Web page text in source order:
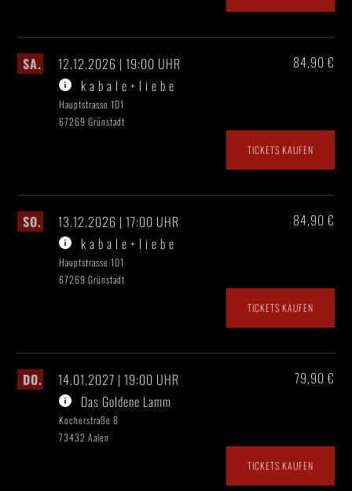
SA.
12.12.2026 | 19:00 UHR
k a b a l e + l i e b e
Hauptstrasse 101
67269 Grünstadt
84,90 €
TICKETS KAUFEN
SO.
13.12.2026 | 17:00 UHR
k a b a l e + l i e b e
Hauptstrasse 101
67269 Grünstadt
84,90 €
TICKETS KAUFEN
DO.
14.01.2027 | 19:00 UHR
Das Goldene Lamm
Kocherstraße 8
73432 Aalen
79,90 €
TICKETS KAUFEN